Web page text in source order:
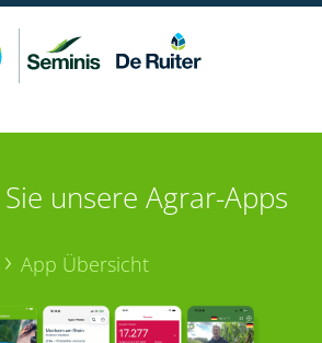
unsere Agrar-Apps
App Übersicht